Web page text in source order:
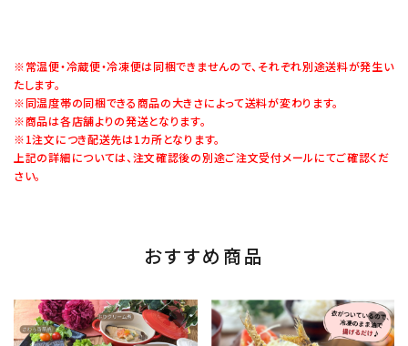
※常温便・冷蔵便・冷凍便は同梱できませんので、それぞれ別途送料が発生い
たします。
※同温度帯の同梱できる商品の大きさによって送料が変わります。
※商品は各店舗よりの発送となります。
※1注文につき配送先は1カ所となります。
上記の詳細については、注文確認後の別途ご注文受付メールにてご確認くだ
さい。
おすすめ商品
favorite favorite